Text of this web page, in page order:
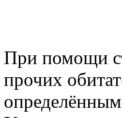
При помощи
прочих